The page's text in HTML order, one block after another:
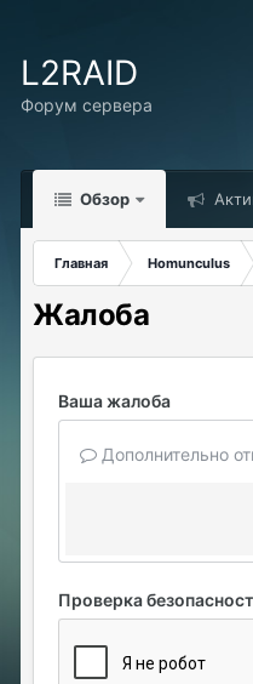
L2RAID
Форум сервера
Обзор
Главная Homunculus
Жалоба
Ваша жалоба
Дополнительно
Проверка